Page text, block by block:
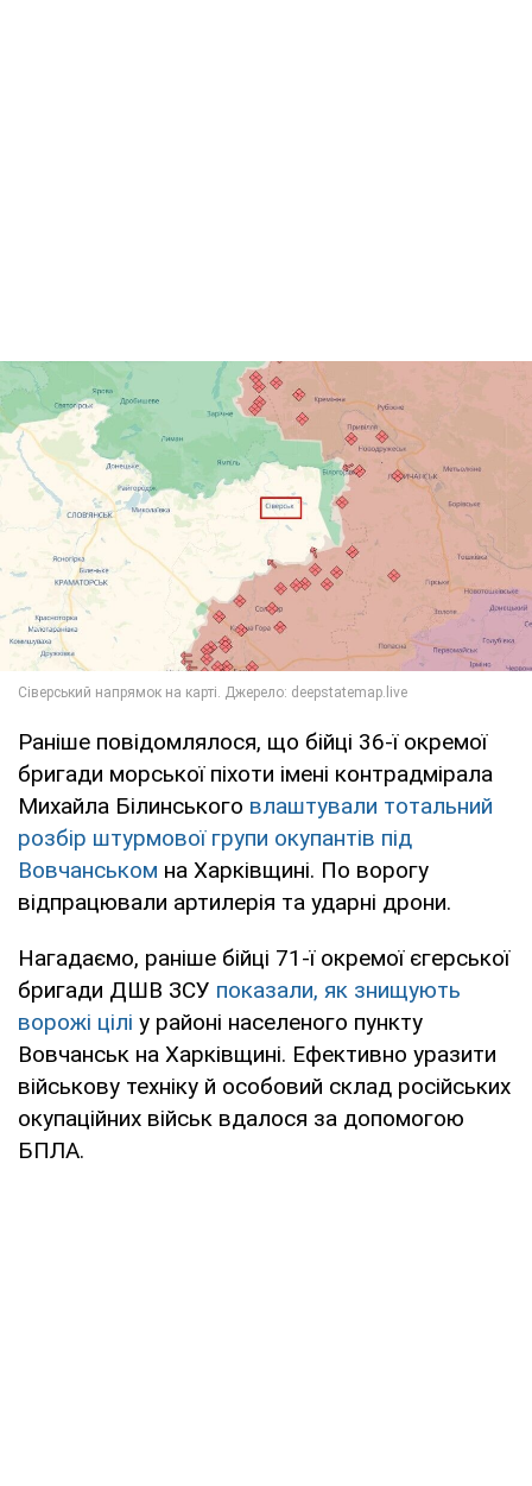
Раніше повідомлялося, що бійці 36-ї окремої
бригади морської піхоти імені контрадмірала
Михайла Білинського влаштували тотальний
розбір штурмової групи окупантів під
Вовчанськом на Харківщині. По ворогу
відпрацювали артилерія та ударні дрони.
Нагадаємо, раніше бійці 71-ї окремої єгерської
бригади ДШВ ЗСУ показали, як знищують
ворожі цілі у районі населеного пункту
Вовчанськ на Харківщині. Ефективно уразити
військову техніку й особовий склад російських
окупаційних військ вдалося за допомогою
БПЛА.